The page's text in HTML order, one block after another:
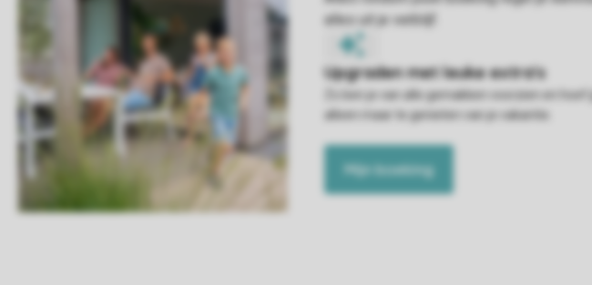
Zo ben je van alle gemakken voorzien en hoef jij
alleen maar te genieten van je vakantie.
Mijn boeking